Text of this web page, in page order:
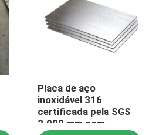
Placa de aço
inoxidável 316
certificada pela SGS
2.000 mm com